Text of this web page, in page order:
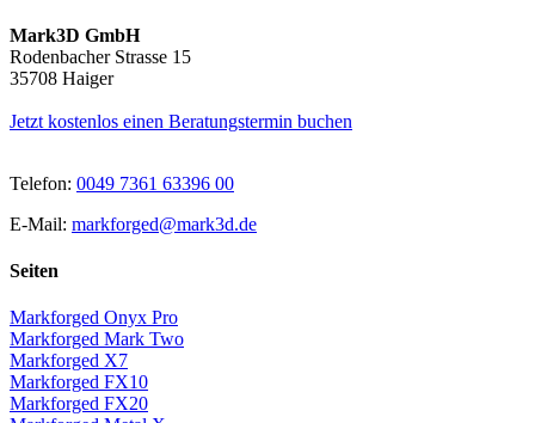
Mark3D GmbH
Rodenbacher Strasse 15
35708 Haiger
Jetzt kostenlos einen Beratungstermin buchen
Telefon: 0049 7361 63396 00
E-Mail: markforged@mark3d.de
Seiten
Markforged Onyx Pro
Markforged Mark Two
Markforged X7
Markforged FX10
Markforged FX20